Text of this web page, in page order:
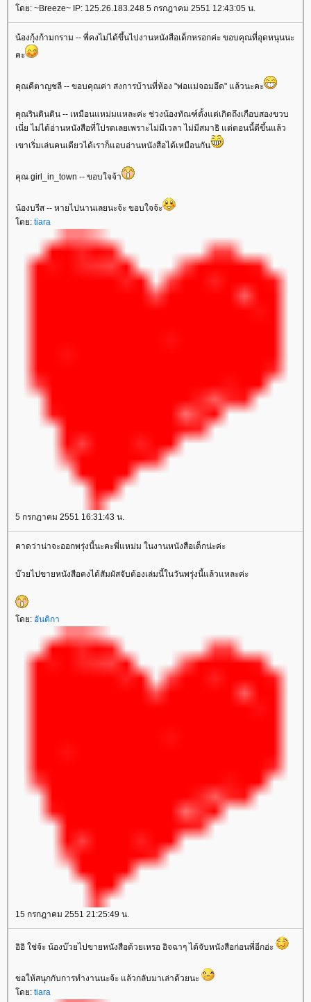
ดย: ~Breeze~ IP: 125.26.183.248 5 กรกฎาคม 2551 12:43:05 น.
น้องกุ้งก้ามกราม -- พี่คงไม่ได้ขึ้นไปงานหนังสือเด็กหรอกค่ะ ขอบคุณที่อุดหนุนนะ
คะ
คุณคีตาญชลี -- ขอบคุณค่า ส่งการบ้านที่ห้อง "พ่อแม่จอมอึด" แล้วนะคะ
คุณรินตินติน -- เหมือนแหม่มแหละค่ะ ช่วงน้องทัณฑ์ตั้งแต่เกิดถึงเกือบสองขวบ
เนี่ย ไม่ได้อ่านหนังสือที่โปรดเลยเพราะไม่มีเวลา ไม่มีสมาธิ แต่ตอนนี้ดีขึ้นแล้ว
เขาเริ่มเล่นคนเดียวได้เราก็แอบอ่านหนังสือได้เหมือนกัน
คุณ girl_in_town -- ขอบใจจ้า
น้องบรีส -- หายไปนานเลยนะจ้ะ ขอบใจจ้ะ
ดย: tiara
5 กรกฎาคม 2551 16:31:43 น.
คาดว่าน่าจะออกพรุ่งนี้นะคะพี่แหม่ม ในงานหนังสือเด็กน่ะค่ะ
บ๊วยไปขายหนังสือคงได้สัมผัสจับต้องเล่มนี้ในวันพรุ่งนี้แล้วแหละค่ะ
ดย: อันติกา
15 กรกฎาคม 2551 21:25:49 น.
อิอิ ใช่จ้ะ น้องบ๊วยไปขายหนังสือด้วยเหรอ อิจฉาๆ ได้จับหนังสือก่อนพี่อีกอ่ะ
ขอให้สนุกกับการทำงานนะจ้ะ แล้วกลับมาเล่าด้วยนะ
ดย: tiara